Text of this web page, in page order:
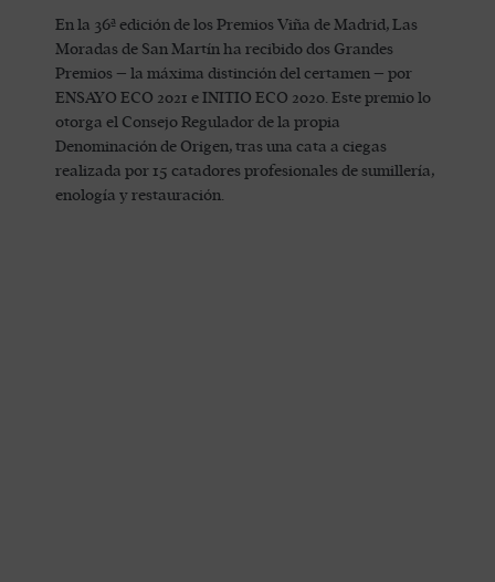
En la 36ª edición de los Premios Viña de Madrid, Las
Moradas de San Martín ha recibido dos Grandes
Premios – la máxima distinción del certamen – por
ENSAYO ECO 2021 e INITIO ECO 2020. Este premio lo
otorga el Consejo Regulador de la propia
Denominación de Origen, tras una cata a ciegas
realizada por 15 catadores profesionales de sumillería,
enología y restauración.